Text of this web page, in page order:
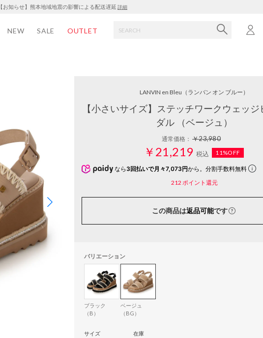
【お知らせ】熊本地域地震の影響による配送遅延 詳細
NEW SALE OUTLET
LANVIN en Bleu （ランバン オン ブルー）
【小さいサイズ】ステッチワークウェッ
ダル （ベージュ）
通常価格：￥23,980
￥21,219 税込 11%OFF
なら 3回払いで月々7,073円から。分割手数料無料
212 ポイント還元
この商品は返品可能です
バリエーション
ブラック
（B）
ベージュ
（BG）
サイズ 在庫